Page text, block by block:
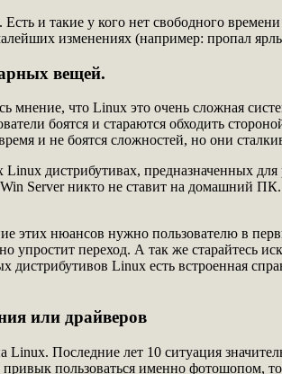
и такие у кого нет свободного
изменениях (например: пропал
вещей.
мнение, что Linux это очень сложная
боятся и стараются обходить
и не боятся сложностей, но они
Linux дистрибутивах, предназначенных
Server никто не ставит на домашний
этих нюансов нужно пользователю в
упростит переход. А так же старайтесь
дистрибутивов Linux есть встроенная
или драйверов
Linux. Последние лет 10 ситуация
пользоваться именно фотошопом,